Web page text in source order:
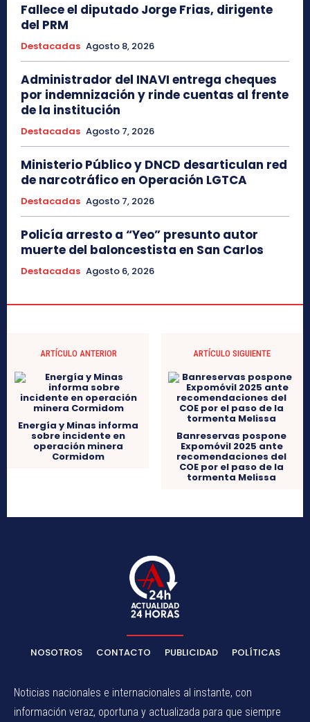
Fallece el diputado Jorge Frias, dirigente
del PRM
Destacadas Agosto 8, 2026
Administrador del INAVI entrega cheques
por indemnización y rinde cuentas al frente
de la institución
Destacadas Agosto 7, 2026
Ministerio Público y DNCD desarticulan red
de narcotráfico en Operación LGTCA
Destacadas Agosto 7, 2026
Policía arresto a “Yeo” presunto autor
muerte del baloncestista en San Carlos
Destacadas Agosto 6, 2026
ARTÍCULO ANTERIOR
Energía y Minas informa
sobre incidente en
operación minera
Cormidom
ARTÍCULO SIGUIENTE
Banreservas pospone
Expomóvil 2025 ante
recomendaciones del
COE por el paso de la
tormenta Melissa
NOSOTROS CONTACTO PUBLICIDAD POLÍTICAS
Noticias nacionales e internacionales al instante, con
información veraz, oportuna y actualizada para que siempre